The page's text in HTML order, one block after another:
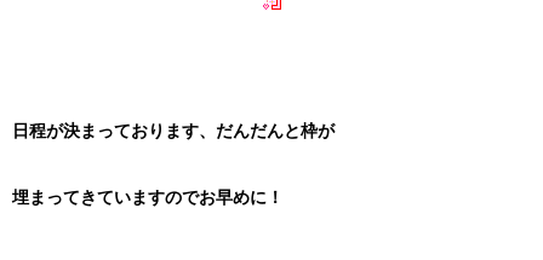
日程が決まっております、だんだんと枠が
埋まってきていますのでお早めに！